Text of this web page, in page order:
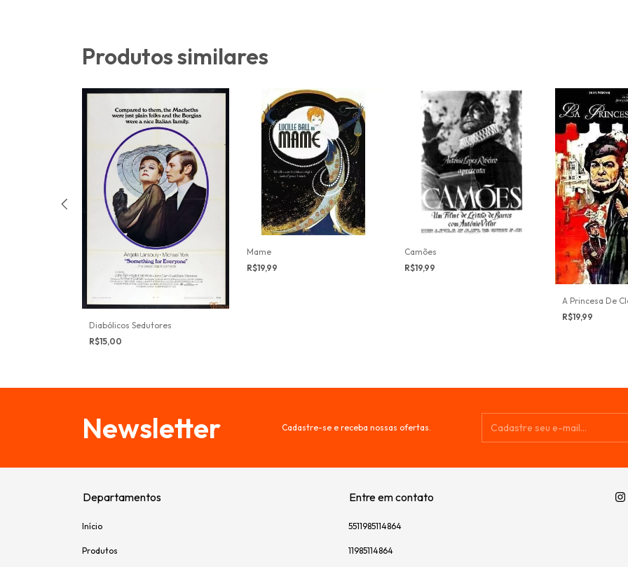
Produtos similares
Diabólicos Sedutores
R$15,00
Mame
R$19,99
Camões
R$19,99
A Princesa De
R$19,99
Newsletter Cadastre-se e receba nossas ofertas.
Departamentos
Início
Produtos
Entre em contato
5511985114864
11985114864